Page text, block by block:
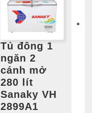
Tủ đông 1
ngăn 2
cánh mở
280 lít
Sanaky VH
2899A1